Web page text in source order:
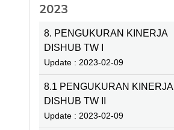
2023
8. PENGUKURAN KINERJA
DISHUB TW I
Update : 2023-02-09
8.1 PENGUKURAN KINERJA
DISHUB TW II
Update : 2023-02-09